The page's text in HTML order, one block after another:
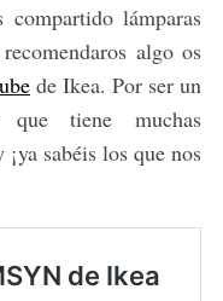
compartido lámparas
algo os
de Ikea. Por ser un
tiene muchas
sabéis los que nos